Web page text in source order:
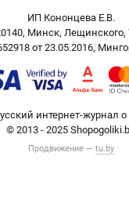
ИП Кононцева Е.В.
Минск, Лещинского,
от 23.05.2016,
интернет-журнал
© 2013 - 2025
Продвижение — tu.by